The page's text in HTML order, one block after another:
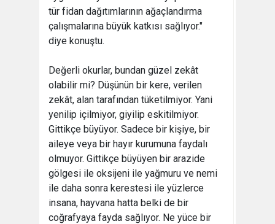
tür fidan dağıtımlarının ağaçlandırma
çalışmalarına büyük katkısı sağlıyor."
diye konuştu.
Değerli okurlar, bundan güzel zekât
olabilir mi? Düşünün bir kere, verilen
zekât, alan tarafından tüketilmiyor. Yani
yenilip içilmiyor, giyilip eskitilmiyor.
Gittikçe büyüyor. Sadece bir kişiye, bir
aileye veya bir hayır kurumuna faydalı
olmuyor. Gittikçe büyüyen bir arazide
gölgesi ile oksijeni ile yağmuru ve nemi
ile daha sonra kerestesi ile yüzlerce
insana, hayvana hatta belki de bir
coğrafyaya fayda sağlıyor. Ne yüce bir